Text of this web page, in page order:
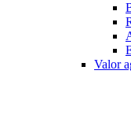
Valor